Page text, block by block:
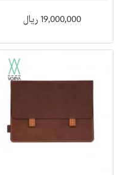
19,000,000 ریال